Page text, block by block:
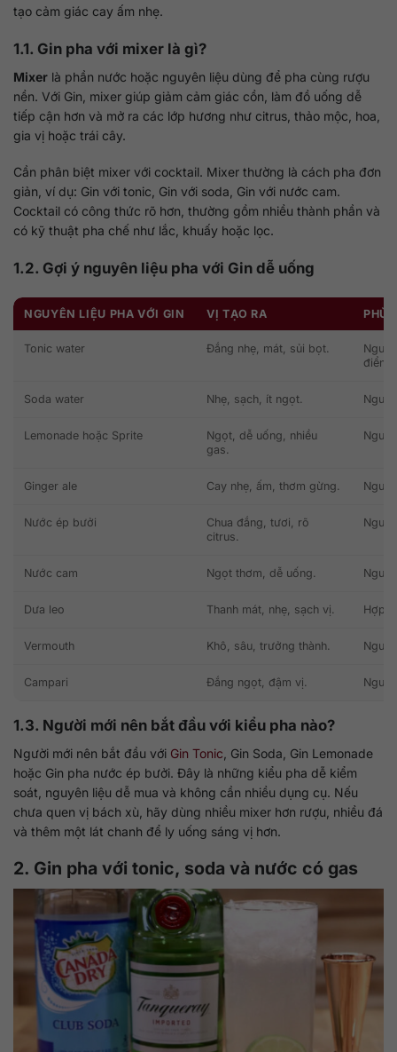
tạo cảm giác cay ấm nhẹ.
1.1. Gin pha với mixer là gì?
Mixer là phần nước hoặc nguyên liệu dùng để pha cùng rượu
nền. Với Gin, mixer giúp giảm cảm giác cồn, làm đồ uống dễ
tiếp cận hơn và mở ra các lớp hương như citrus, thảo mộc, hoa,
gia vị hoặc trái cây.
Cần phân biệt mixer với cocktail. Mixer thường là cách pha đơn
giản, ví dụ: Gin với tonic, Gin với soda, Gin với nước cam.
Cocktail có công thức rõ hơn, thường gồm nhiều thành phần và
có kỹ thuật pha chế như lắc, khuấy hoặc lọc.
1.2. Gợi ý nguyên liệu pha với Gin dễ uống
NGUYÊN LIỆU PHA VỚI GIN VỊ TẠO RA PHÙ
Tonic water Đắng nhẹ, mát, sủi bọt.
điển.
Soda water Nhẹ, sạch, ít ngọt.
Lemonade hoặc Sprite
Ngọt, dễ uống, nhiều
gas.
Ginger ale Cay nhẹ, ấm, thơm gừng.
Nước ép bưởi
Chua đắng, tươi, rõ
citrus.
Nước cam Ngọt thơm, dễ uống.
Dưa leo Thanh mát, nhẹ, sạch vị. Hợp
Vermouth Khô, sâu, trưởng thành.
Campari Đắng ngọt, đậm vị.
1.3. Người mới nên bắt đầu với kiểu pha nào?
Người mới nên bắt đầu với Gin Tonic , Gin Soda, Gin Lemonade
hoặc Gin pha nước ép bưởi. Đây là những kiểu pha dễ kiểm
soát, nguyên liệu dễ mua và không cần nhiều dụng cụ. Nếu
chưa quen vị bách xù, hãy dùng nhiều mixer hơn rượu, nhiều đá
và thêm một lát chanh để ly uống sáng vị hơn.
2. Gin pha với tonic, soda và nước có gas